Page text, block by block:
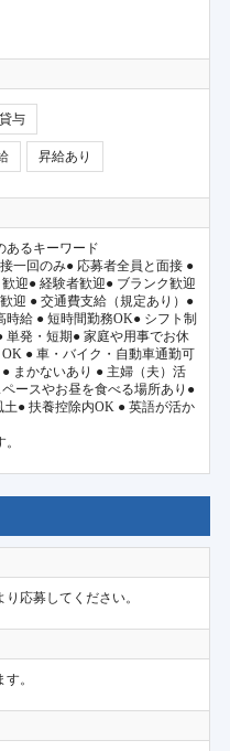
与
昇給あり
るキーワード
一回のみ● 応募者全員と面接 ●
迎● 経験者歓迎● ブランク歓迎
迎 ● 交通費支給（規定あり）●
給 ● 短時間勤務OK● シフト制
発・短期● 家庭や用事でお休
● 車・バイク・自動車通勤可
まかないあり ● 主婦（夫）活
ースやお昼を食べる場所あり●
● 扶養控除内OK ● 英語が活か
応募してください。
。